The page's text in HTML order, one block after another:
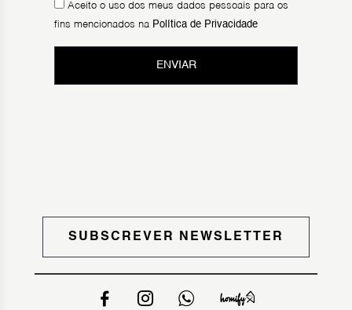
Aceito o uso dos meus dados pessoais para os
fins mencionados na Política de Privacidade
ENVIAR
SUBSCREVER NEWSLETTER